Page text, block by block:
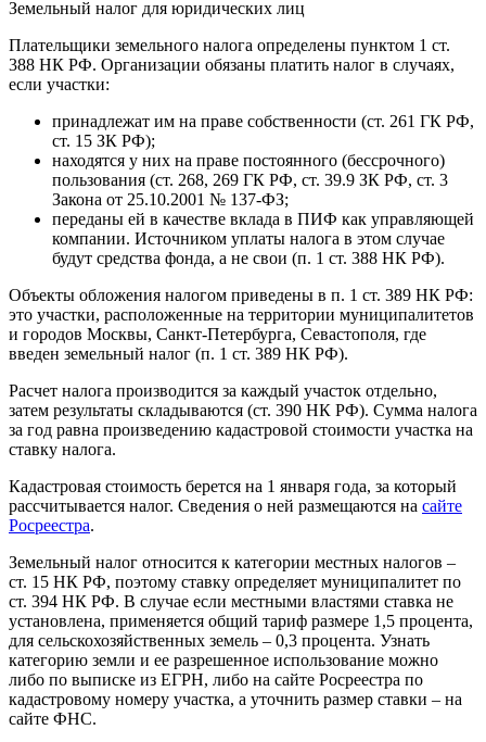
Земельный налог для юридических лиц
Плательщики земельного налога определены пунктом 1 ст.
388 НК РФ. Организации обязаны платить налог в случаях,
если участки:
принадлежат им на праве собственности (ст. 261 ГК РФ,
ст. 15 ЗК РФ);
находятся у них на праве постоянного (бессрочного)
пользования (ст. 268, 269 ГК РФ, ст. 39.9 ЗК РФ, ст. 3
Закона от 25.10.2001 № 137-ФЗ;
переданы ей в качестве вклада в ПИФ как управляющей
компании. Источником уплаты налога в этом случае
будут средства фонда, а не свои (п. 1 ст. 388 НК РФ).
Объекты обложения налогом приведены в п. 1 ст. 389 НК РФ:
это участки, расположенные на территории муниципалитетов
и городов Москвы, Санкт-Петербурга, Севастополя, где
введен земельный налог (п. 1 ст. 389 НК РФ).
Расчет налога производится за каждый участок отдельно,
затем результаты складываются (ст. 390 НК РФ). Сумма налога
за год равна произведению кадастровой стоимости участка на
ставку налога.
Кадастровая стоимость берется на 1 января года, за который
рассчитывается налог. Сведения о ней размещаются на сайте
Росреестра.
Земельный налог относится к категории местных налогов –
ст. 15 НК РФ, поэтому ставку определяет муниципалитет по
ст. 394 НК РФ. В случае если местными властями ставка не
установлена, применяется общий тариф размере 1,5 процента,
для сельскохозяйственных земель – 0,3 процента. Узнать
категорию земли и ее разрешенное использование можно
либо по выписке из ЕГРН, либо на сайте Росреестра по
кадастровому номеру участка, а уточнить размер ставки – на
сайте ФНС.